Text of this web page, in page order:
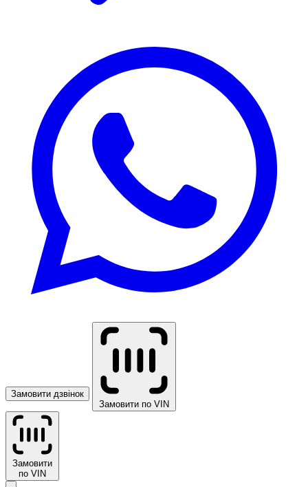
Замовити дзвінок
Замовити по VIN
Замовити
по VIN